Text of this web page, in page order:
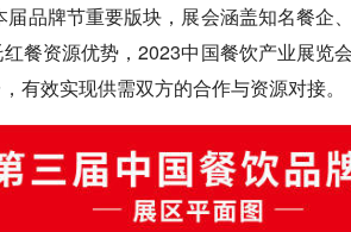
品牌节重要版块，展会涵盖知名餐企
餐资源优势，2023中国餐饮产业展览
有效实现供需双方的合作与资源对接。